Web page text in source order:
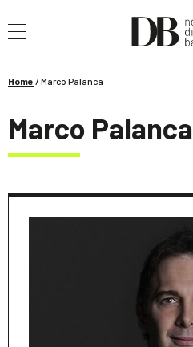
Home /Marco Palanca
Marco Palanca